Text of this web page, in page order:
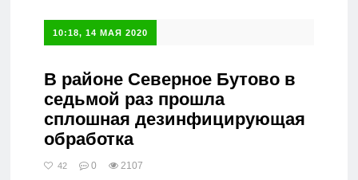
10:18, 14 МАЯ 2020
В районе Северное Бутово в
седьмой раз прошла
сплошная дезинфицирующая
обработка
42 0 2107